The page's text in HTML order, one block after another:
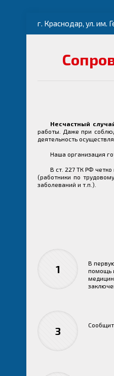
г. Краснодар, ул. им.
Несчастный
работы. Даже при
деятельность
Наша организация
В ст. 227 ТК РФ
(работники по
заболеваний и т.п.).
1
В
помощь
3